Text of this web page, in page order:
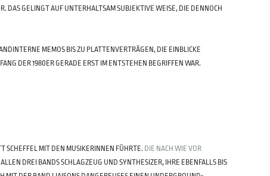
DAS GELINGT AUF UNTERHALTSAM SUBJEKTIVE WEISE, DIE DENNOCH
MEMOS BIS ZU PLATTENVERTRÄGEN, DIE EINBLICKE
DER 1980ER GERADE ERST IM ENTSTEHEN BEGRIFFEN WAR.
SCHEFFEL MIT DEN MU­SI­KE­RIN­NEN FÜHRTE. DIE NACH WIE VOR
DREI BANDS SCHLAGZEUG UND SYNTHESIZER, IHRE EBENFALLS BIS